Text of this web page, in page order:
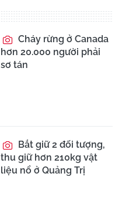
Cháy rừng ở Canada
hơn 20.000 người phải
sơ tán
Bắt giữ 2 đối tượng,
thu giữ hơn 210kg vật
liệu nổ ở Quảng Trị